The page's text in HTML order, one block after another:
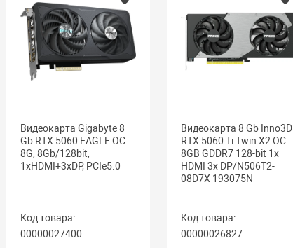
Видеокарта Gigabyte 8
Gb RTX 5060 EAGLE OC
8G, 8Gb/128bit,
1хHDMI+3xDP, PCIe5.0
Код товара:
00000027400
Видеокарта 8 Gb Inno3D
RTX 5060 Ti Twin X2 OC
8GB GDDR7 128-bit 1x
HDMI 3x DP/N506T2-
08D7X-193075N
Код товара:
00000026827